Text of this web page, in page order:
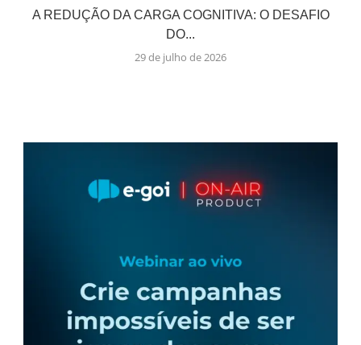
A REDUÇÃO DA CARGA COGNITIVA: O DESAFIO
DO...
29 de julho de 2026